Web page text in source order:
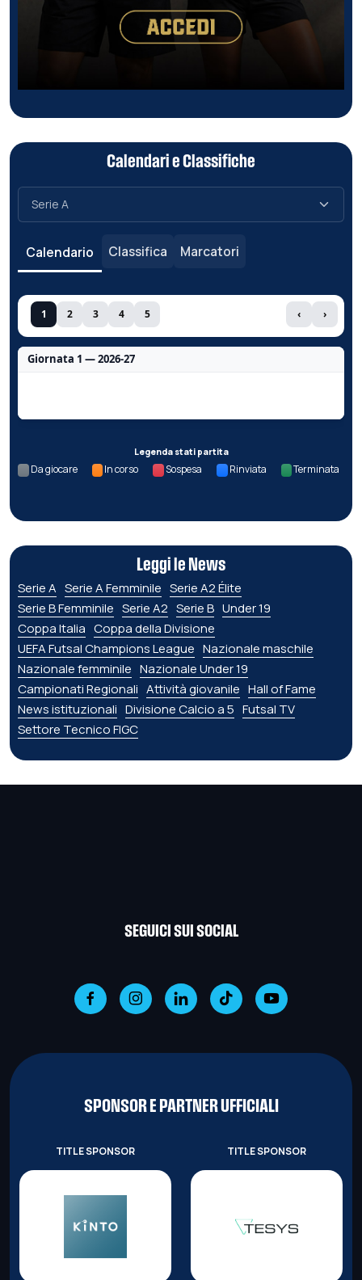
Calendari e Classifiche
Calendario Classifica Marcatori
1 2 3 4 5 ‹ ›
Giornata 1 — 2026-27
Legenda stati partita
Da giocare In corso Sospesa Rinviata Terminata
Leggi le News
Serie A Serie A Femminile Serie A2 Élite
Serie B Femminile Serie A2 Serie B Under 19
Coppa Italia Coppa della Divisione
UEFA Futsal Champions League Nazionale maschile
Nazionale femminile Nazionale Under 19
Campionati Regionali Attività giovanile Hall of Fame
News istituzionali Divisione Calcio a 5 Futsal TV
Settore Tecnico FIGC
SEGUICI SUI SOCIAL
SPONSOR E PARTNER UFFICIALI
TITLE SPONSOR TITLE SPONSOR